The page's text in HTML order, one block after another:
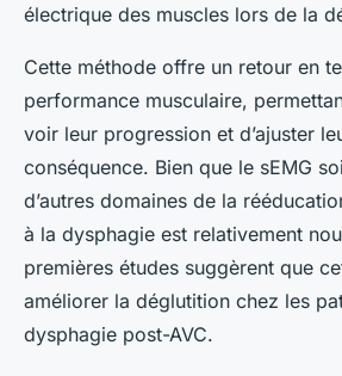
électrique des muscles lors de la
Cette méthode offre un retour en
performance musculaire,
voir leur progression et d’ajuster
conséquence. Bien que le sEMG
d’autres domaines de la
à la dysphagie est relativement
premières études suggèrent que
améliorer la déglutition chez les
dysphagie post-AVC.